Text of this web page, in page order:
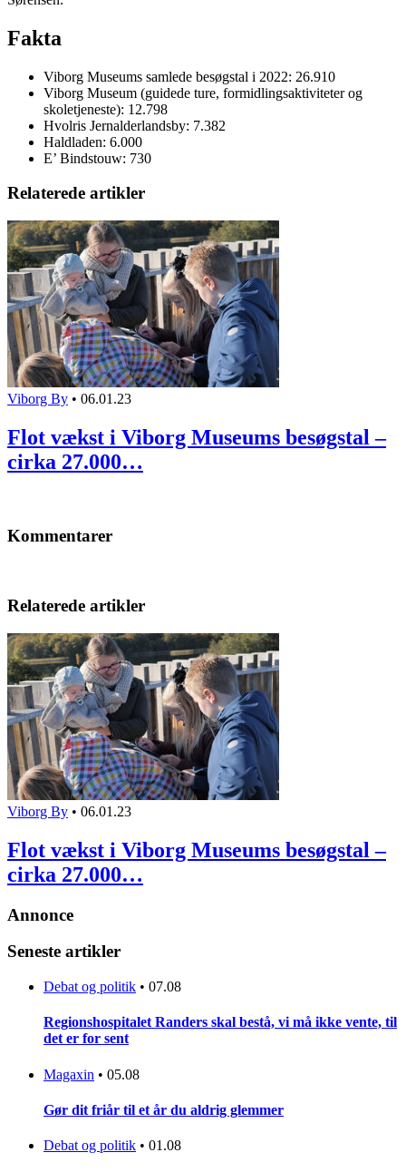
Fakta
Viborg Museums samlede besøgstal i 2022: 26.910
Viborg Museum (guidede ture, formidlingsaktiviteter og
skoletjeneste): 12.798
Hvolris Jernalderlandsby: 7.382
Haldladen: 6.000
E’ Bindstouw: 730
Relaterede artikler
Viborg By • 06.01.23
Flot vækst i Viborg Museums besøgstal –
cirka 27.000…
Kommentarer
Relaterede artikler
Viborg By • 06.01.23
Flot vækst i Viborg Museums besøgstal –
cirka 27.000…
Annonce
Seneste artikler
Debat og politik • 07.08
Regionshospitalet Randers skal bestå, vi må ikke vente, til
det er for sent
Magaxin • 05.08
Gør dit friår til et år du aldrig glemmer
Debat og politik • 01.08